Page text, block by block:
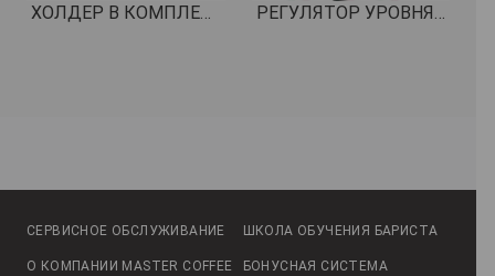
СЕРВИСНОЕ ОБСЛУЖИВАНИЕ ШКОЛА ОБУЧЕНИЯ БАРИСТА
О КОМПАНИИ MASTER COFFEE БОНУСНАЯ СИСТЕМА